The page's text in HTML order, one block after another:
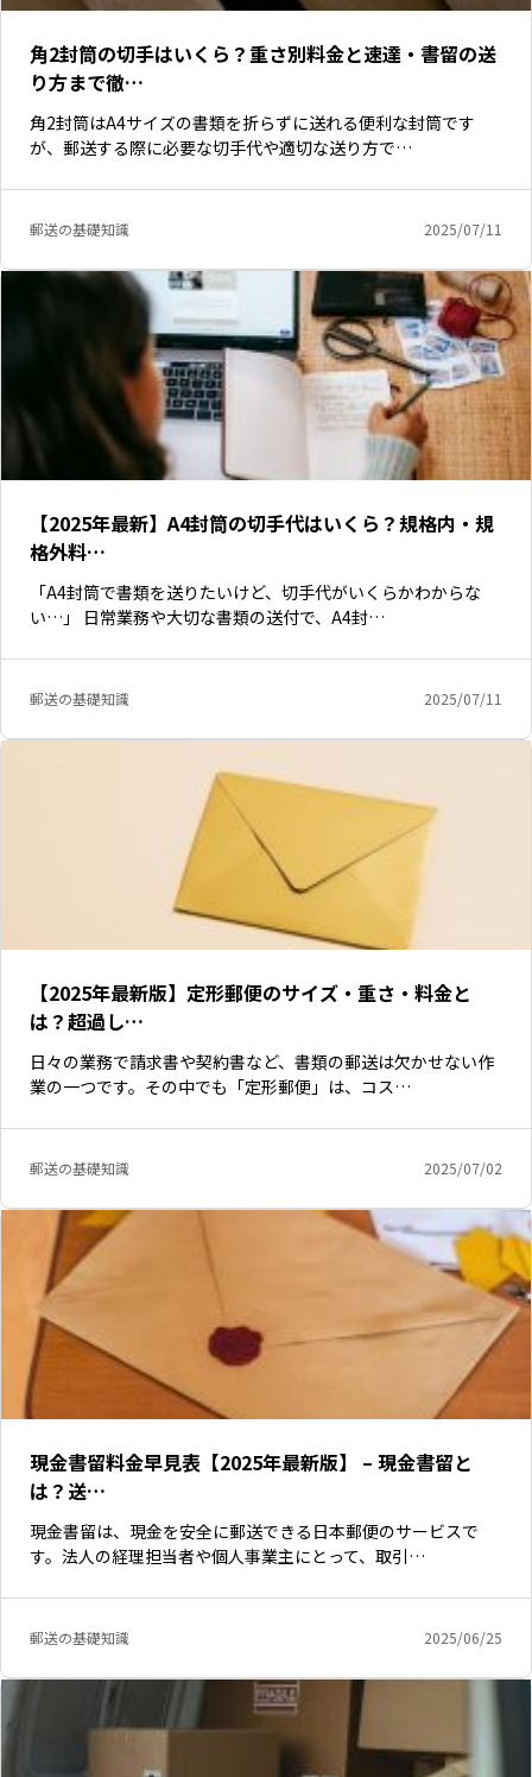
角2封筒の切手はいくら？重さ別料金と速達・書留の送
り方まで徹…
角2封筒はA4サイズの書類を折らずに送れる便利な封筒です
が、郵送する際に必要な切手代や適切な送り方で…
郵送の基礎知識 2025/07/11
【2025年最新】A4封筒の切手代はいくら？規格内・規
格外料…
「A4封筒で書類を送りたいけど、切手代がいくらかわからな
い…」 日常業務や大切な書類の送付で、A4封…
郵送の基礎知識 2025/07/11
【2025年最新版】定形郵便のサイズ・重さ・料金と
は？超過し…
日々の業務で請求書や契約書など、書類の郵送は欠かせない作
業の一つです。その中でも「定形郵便」は、コス…
郵送の基礎知識 2025/07/02
現金書留料金早見表【2025年最新版】 – 現金書留と
は？送…
現金書留は、現金を安全に郵送できる日本郵便のサービスで
す。法人の経理担当者や個人事業主にとって、取引…
郵送の基礎知識 2025/06/25